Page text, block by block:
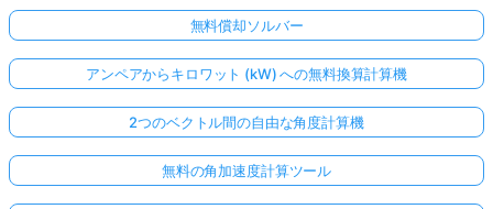
無料償却ソルバー
アンペアからキロワット (kW) への無料換算計算機
2つのベクトル間の自由な角度計算機
無料の角加速度計算ツール